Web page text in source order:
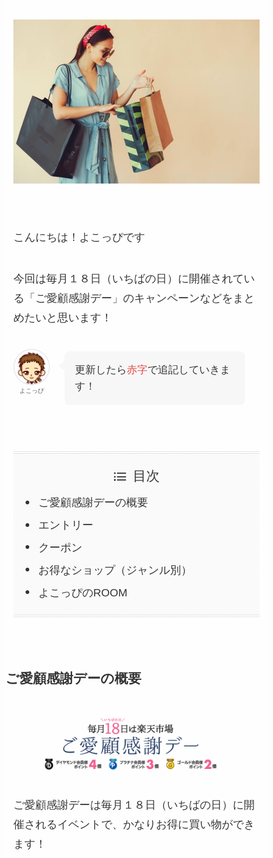
こんにちは！よこっぴです
今回は毎月１８日（いちばの日）に開催されてい
る「ご愛顧感謝デー」のキャンペーンなどをまと
めたいと思います！
よこっぴ
更新したら赤字で追記していきま
す！
目次
ご愛顧感謝デーの概要
エントリー
クーポン
お得なショップ（ジャンル別）
よこっぴのROOM
ご愛顧感謝デーの概要
ご愛顧感謝デーは毎月１８日（いちばの日）に開
催されるイベントで、かなりお得に買い物ができ
ます！